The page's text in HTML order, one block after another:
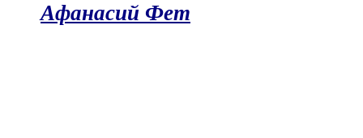
Афанасий Фет